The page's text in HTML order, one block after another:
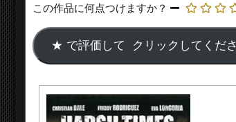
この作品に何点つけますか？